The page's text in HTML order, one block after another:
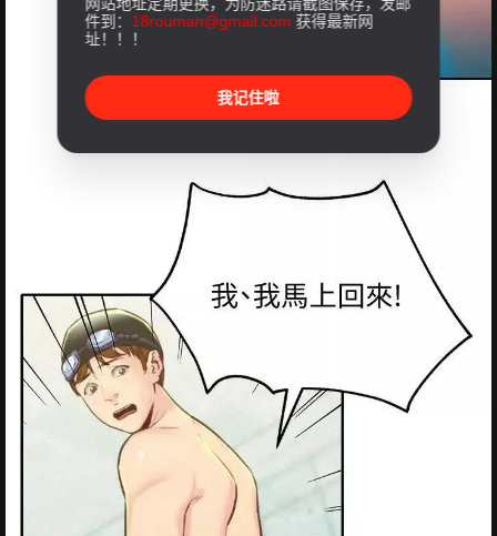
件到： 18rouman@gmail.com 获得最新网
址！！！
我记住啦